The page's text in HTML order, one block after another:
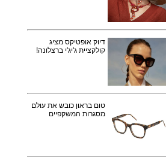
דיוק אופטיקס מציג
קולקציית ג'יג'י ברצלונה!
טום בראון כובש את עולם
מסגרות המשקפיים